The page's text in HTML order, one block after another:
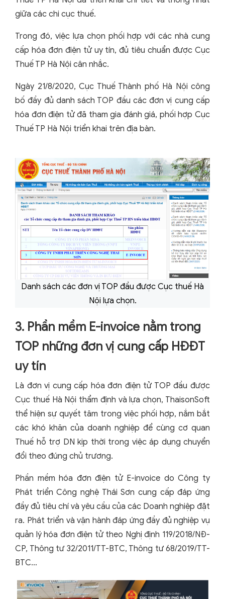
giữa các chi cục thuế.
Trong đó, việc lựa chọn phối hợp với các nhà cung
cấp hóa đơn điện tử uy tín, đủ tiêu chuẩn được Cục
Thuế TP Hà Nội cân nhắc.
Ngày 21/8/2020, Cục Thuế Thành phố Hà Nội công
bố đầy đủ danh sách TOP đầu các đơn vị cung cấp
hóa đơn điện tử đã tham gia đánh giá, phối hợp Cục
Thuế TP Hà Nội triển khai trên địa bàn.
Danh sách các đơn vị TOP đầu được Cục thuế Hà
Nội lựa chọn.
3. Phần mềm E-invoice nằm trong
TOP những đơn vị cung cấp HĐĐT
uy tín
Là đơn vị cung cấp hóa đơn điện tử TOP đầu được
Cục thuế Hà Nội thẩm định và lựa chọn, ThaisonSoft
thể hiện sự quyết tâm trong việc phối hợp, nắm bắt
các khó khăn của doanh nghiệp để cùng cơ quan
Thuế hỗ trợ DN kịp thời trong việc áp dụng chuyển
đổi theo đúng chủ trương.
Phần mềm hóa đơn điện tử E-invoice do Công ty
Phát triển Công nghệ Thái Sơn cung cấp đáp ứng
đầy đủ tiêu chí và yêu cầu của các Doanh nghiệp đặt
ra. Phát triển và vận hành đáp ứng đầy đủ nghiệp vụ
quản lý hóa đơn điện tử theo Nghị định 119/2018/NĐ-
CP, Thông tư 32/2011/TT-BTC, Thông tư 68/2019/TT-
BTC…